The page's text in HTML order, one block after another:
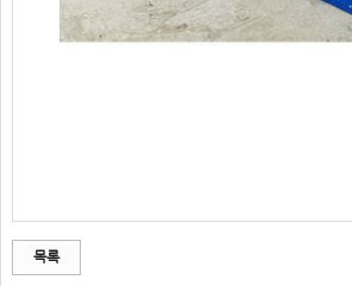
목록